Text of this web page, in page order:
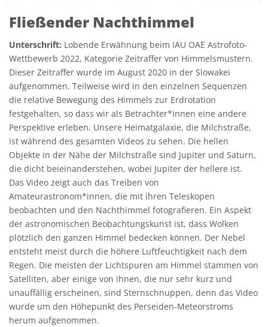
Fließender Nachthimmel
Unterschrift: Lobende Erwähnung beim IAU OAE Astrofoto-
Wettbewerb 2022, Kategorie Zeitraffer von Himmelsmustern.
Dieser Zeitraffer wurde im August 2020 in der Slowakei
aufgenommen. Teilweise wird in den einzelnen Sequenzen
die relative Bewegung des Himmels zur Erdrotation
festgehalten, so dass wir als Betrachter*innen eine andere
Perspektive erleben. Unsere Heimatgalaxie, die Milchstraße,
ist während des gesamten Videos zu sehen. Die hellen
Objekte in der Nähe der Milchstraße sind Jupiter und Saturn,
die dicht beieinanderstehen, wobei Jupiter der hellere ist.
Das Video zeigt auch das Treiben von
Amateurastronom*innen, die mit ihren Teleskopen
beobachten und den Nachthimmel fotografieren. Ein Aspekt
der astronomischen Beobachtungskunst ist, dass Wolken
plötzlich den ganzen Himmel bedecken können. Der Nebel
entsteht meist durch die höhere Luftfeuchtigkeit nach dem
Regen. Die meisten der Lichtspuren am Himmel stammen von
Satelliten, aber einige von ihnen, die nur sehr kurz und
unauffällig erscheinen, sind Sternschnuppen, denn das Video
wurde um den Höhepunkt des Perseiden-Meteorstroms
herum aufgenommen.